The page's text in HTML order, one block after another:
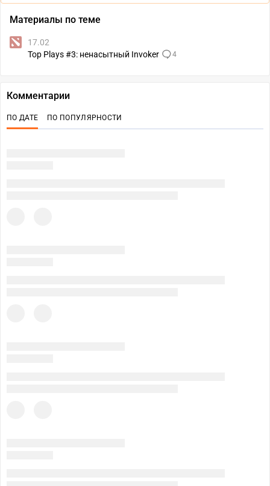
Материалы по теме
17.02
Top Plays #3: ненасытный Invoker
4
Комментарии
ПО ДАТЕ ПО ПОПУЛЯРНОСТИ